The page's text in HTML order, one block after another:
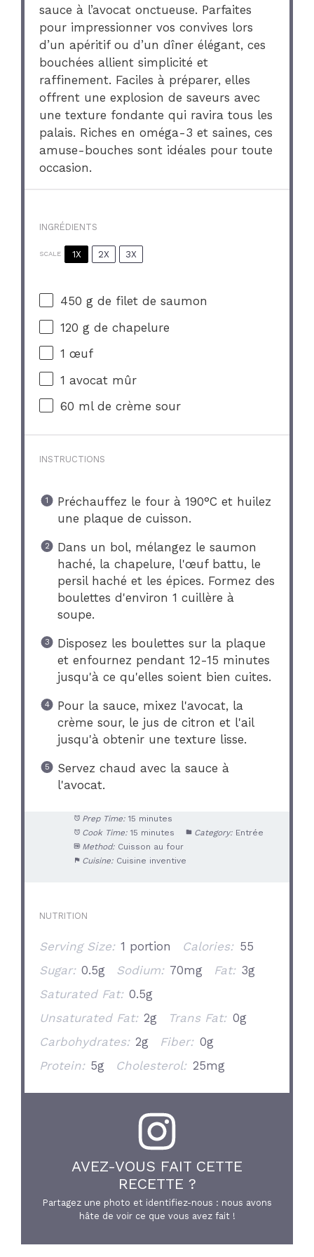
sauce à l’avocat onctueuse. Parfaites
pour impressionner vos convives lors
d’un apéritif ou d’un dîner élégant, ces
bouchées allient simplicité et
raffinement. Faciles à préparer, elles
offrent une explosion de saveurs avec
une texture fondante qui ravira tous les
palais. Riches en oméga-3 et saines, ces
amuse-bouches sont idéales pour toute
occasion.
INGRÉDIENTS
SCALE 1X 2X 3X
450 g de filet de saumon
120 g de chapelure
1 œuf
1 avocat mûr
60 ml de crème sour
INSTRUCTIONS
Préchauffez le four à 190°C et huilez
une plaque de cuisson.
Dans un bol, mélangez le saumon
haché, la chapelure, l'œuf battu, le
persil haché et les épices. Formez des
boulettes d'environ 1 cuillère à
soupe.
Disposez les boulettes sur la plaque
et enfournez pendant 12-15 minutes
jusqu'à ce qu'elles soient bien cuites.
Pour la sauce, mixez l'avocat, la
crème sour, le jus de citron et l'ail
jusqu'à obtenir une texture lisse.
Servez chaud avec la sauce à
l'avocat.
Prep Time: 15 minutes
Cook Time: 15 minutes Category: Entrée
Method: Cuisson au four
Cuisine: Cuisine inventive
NUTRITION
Serving Size: 1 portion Calories: 55
Sugar: 0.5g Sodium: 70mg Fat: 3g
Saturated Fat: 0.5g
Unsaturated Fat: 2g Trans Fat: 0g
Carbohydrates: 2g Fiber: 0g
Protein: 5g Cholesterol: 25mg
AVEZ-VOUS FAIT CETTE
RECETTE ?
Partagez une photo et identifiez-nous : nous avons
hâte de voir ce que vous avez fait !